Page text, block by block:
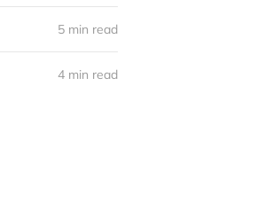
5 min read
4 min read